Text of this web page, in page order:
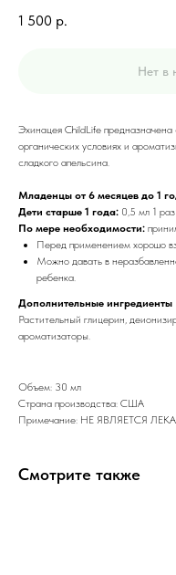
1 500 р.
Нет в
Эхинацея ChildLife
органических условиях и
сладкого апельсина.
Младенцы от 6 месяцев до 1
Дети старше 1 года: 0,5 мл 1
По мере необходимости:
Перед применением хорошо
Можно давать в
ребенка.
Дополнительные ингредиенты
Растительный глицерин,
ароматизаторы.
Объем: 30 мл
Страна производства: США
Примечание: НЕ ЯВЛЯЕТСЯ
Смотрите также